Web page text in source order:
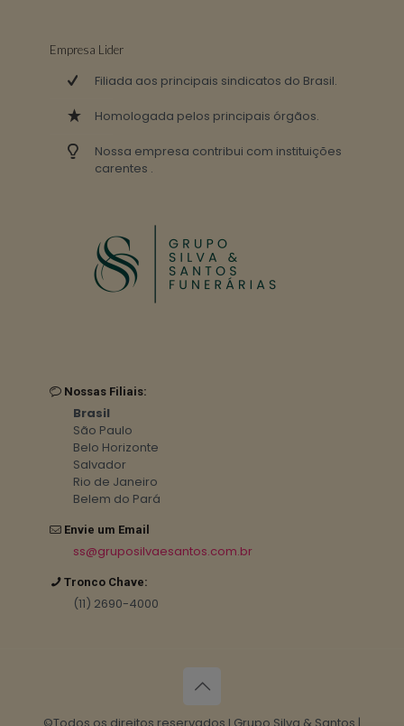
Empresa Lider
Filiada aos principais sindicatos do Brasil.
Homologada pelos principais órgãos.
Nossa empresa contribui com instituições
carentes .
Nossas Filiais:
Brasil
São Paulo
Belo Horizonte
Salvador
Rio de Janeiro
Belem do Pará
Envie um Email
ss@gruposilvaesantos.com.br
Tronco Chave:
(11) 2690-4000
©Todos os direitos reservados I Grupo Silva & Santos |